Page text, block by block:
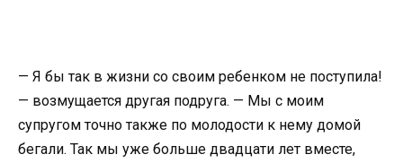
— Я бы так в жизни со своим ребенком не поступила!
— возмущается другая подруга. — Мы с моим
супругом точно также по молодости к нему домой
бегали. Так мы уже больше двадцати лет вместе,